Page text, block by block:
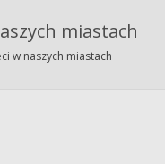
miastach
w naszych miastach